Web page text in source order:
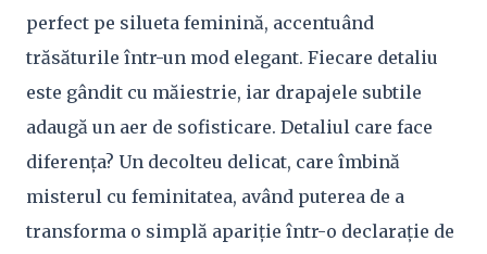
perfect pe silueta feminină, accentuând
trăsăturile într-un mod elegant. Fiecare detaliu
este gândit cu măiestrie, iar drapajele subtile
adaugă un aer de sofisticare. Detaliul care face
diferența? Un decolteu delicat, care îmbină
misterul cu feminitatea, având puterea de a
transforma o simplă apariție într-o declarație de